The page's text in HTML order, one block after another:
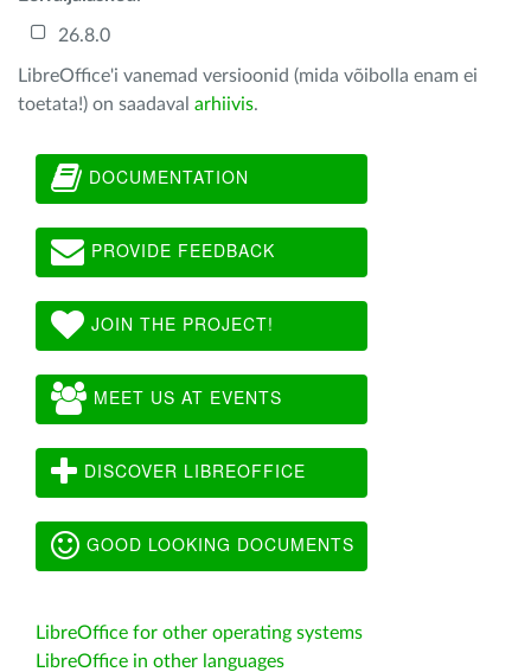
26.8.0
LibreOffice'i vanemad versioonid (mida võibolla enam ei
toetata!) on saadaval arhiivis.
DOCUMENTATION
PROVIDE FEEDBACK
JOIN THE PROJECT!
MEET US AT EVENTS
DISCOVER LIBREOFFICE
GOOD LOOKING DOCUMENTS
LibreOffice for other operating systems
LibreOffice in other languages